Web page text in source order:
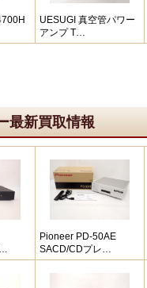
UESUGI 真空管パワー
アンプ T…
最新買取情報
Pioneer PD-50AE
SACD/CDプレ…